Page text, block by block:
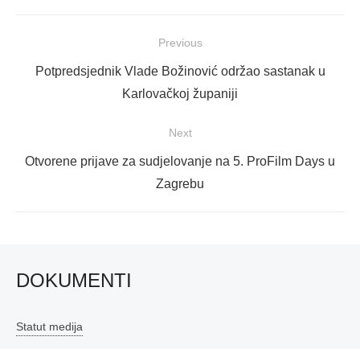
objava
Previous
Previous
Potpredsjednik Vlade Božinović održao sastanak u
Karlovačkoj županiji
Next
Next
Otvorene prijave za sudjelovanje na 5. ProFilm Days u
Zagrebu
DOKUMENTI
Statut medija